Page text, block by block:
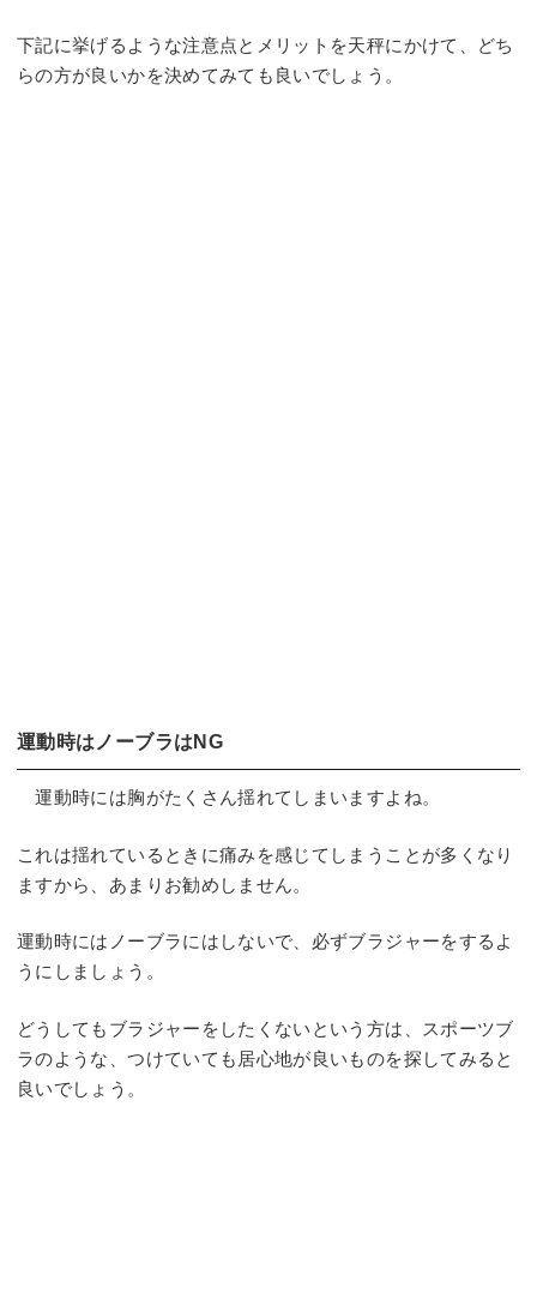
下記に挙げるような注意点とメリットを天秤にかけて、どち
らの方が良いかを決めてみても良いでしょう。
運動時はノーブラはNG
運動時には胸がたくさん揺れてしまいますよね。
これは揺れているときに痛みを感じてしまうことが多くなり
ますから、あまりお勧めしません。
運動時にはノーブラにはしないで、必ずブラジャーをするよ
うにしましょう。
どうしてもブラジャーをしたくないという方は、スポーツブ
ラのような、つけていても居心地が良いものを探してみると
良いでしょう。